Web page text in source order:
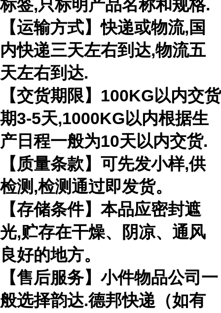
标签,只标明产品名称和规格.
【运输方式】快递或物流,国
内快递三天左右到达,物流五
天左右到达.
【交货期限】100KG以内交货
期3-5天,1000KG以内根据生
产日程一般为10天以内交货.
【质量条款】可先发小样,供
检测,检测通过即发货。
【存储条件】本品应密封遮
光,贮存在干燥、阴凉、通风
良好的地方。
【售后服务】小件物品公司一
般选择韵达.德邦快递（如有